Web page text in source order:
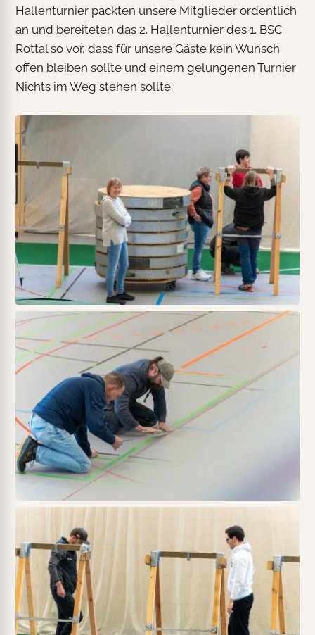
Hallenturnier packten unsere Mitglieder ordentlich
an und bereiteten das 2. Hallenturnier des 1. BSC
Rottal so vor, dass für unsere Gäste kein Wunsch
offen bleiben sollte und einem gelungenen Turnier
Nichts im Weg stehen sollte.